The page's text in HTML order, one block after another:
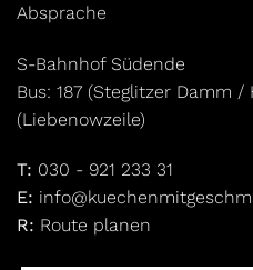
Absprache
S-Bahnhof Südende
Bus: 187 (Steglitzer Damm /
(Liebenowzeile)
T: 030 - 921 233 31
E:
R: Route planen